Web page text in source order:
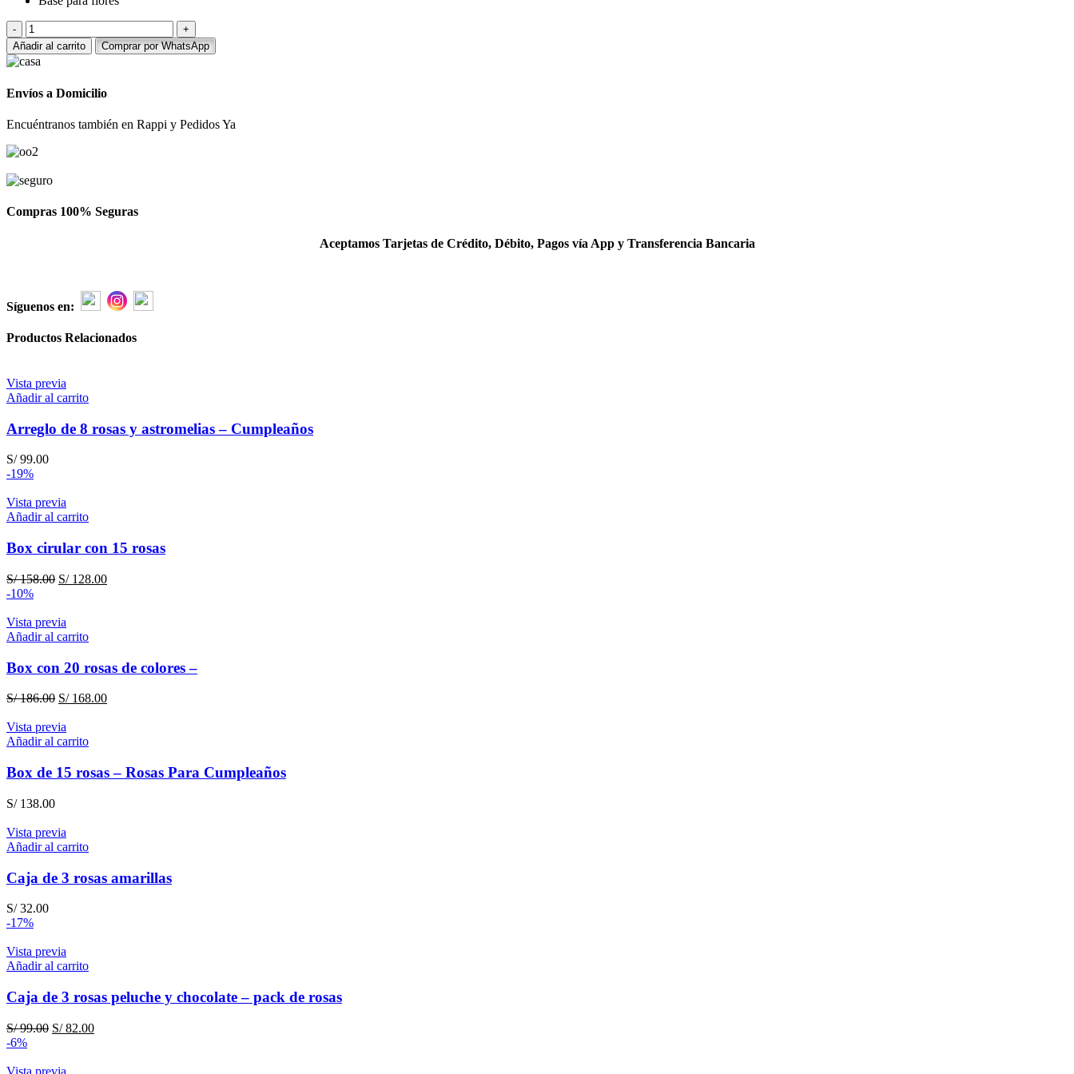
ARREGLO
FLORAL
DE
3
Y
GIRASOLES
Añadir al carrito Comprar por WhatsApp
Envíos a Domicilio
Encuéntranos también en Rappi y Pedidos Ya
Compras 100% Seguras
Aceptamos Tarjetas de Crédito, Débito, Pagos vía App y Transferencia Bancaria
Síguenos en:
Productos Relacionados
Vista previa
Añadir al carrito
Arreglo de 8 rosas y astromelias – Cumpleaños
S/99.00
-19%
Vista previa
Añadir al carrito
Box cirular con 15 rosas
S/158.00 El
era:
S/ 158.00.
S/128.00El
-10%
Vista previa
Añadir al carrito
Box con 20 rosas de colores –
S/186.00 El
original
era:
S/168.00El
Vista previa
Añadir al carrito
Box de 15 rosas – Rosas Para Cumpleaños
S/138.00
Vista previa
Añadir al carrito
Caja de 3 rosas amarillas
S/32.00
-17%
Vista previa
Añadir al carrito
Caja de 3 rosas peluche y chocolate – pack de rosas
S/99.00 El
era:
S/82.00El
-6%
Vista previa